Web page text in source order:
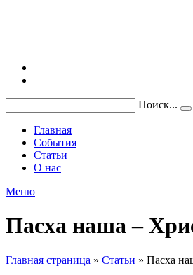
Поиск...
Главная
События
Статьи
О нас
Меню
Пасха наша –
Главная страница » Статьи » Пасха